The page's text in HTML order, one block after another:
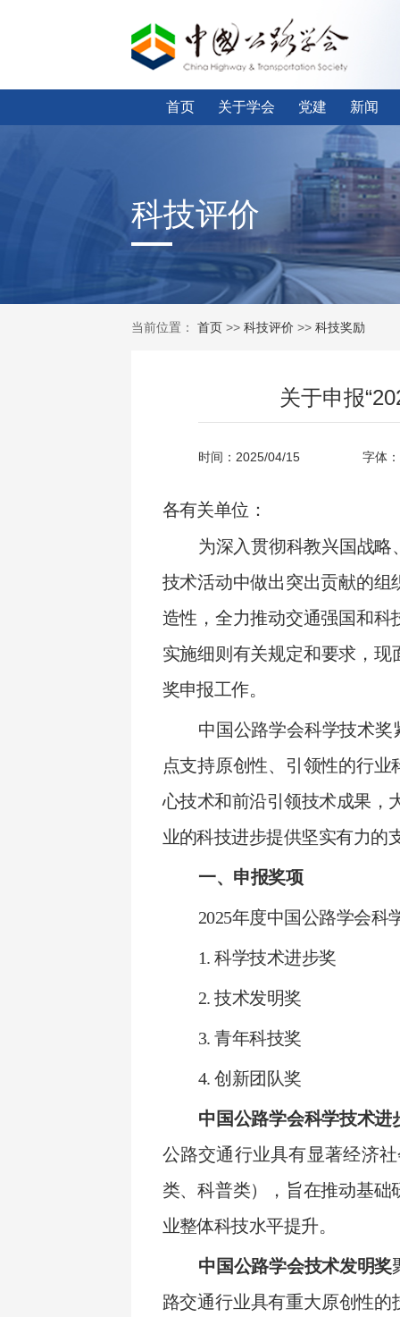
首页 关于学会 党建 新闻
科技评价
当前位置： 首页>> 科技评价 >> 科技奖励
关于申报
时间：2025/04/15 字体
各有关单位：
为深入贯彻科教兴国战
技术活动中做出突出贡献的
造性，全力推动交通强国和
实施细则有关规定和要求，现
奖申报工作。
中国公路学会科学技术奖
点支持原创性、引领性的行
心技术和前沿引领技术成果，
业的科技进步提供坚实有力的
一、申报奖项
2025年度中国公路学会科
1. 科学技术进步奖
2. 技术发明奖
3. 青年科技奖
4. 创新团队奖
中国公路学会科学技术进
公路交通行业具有显著经济
类、科普类），旨在推动基
业整体科技水平提升。
中国公路学会技术发明奖
路交通行业具有重大原创性